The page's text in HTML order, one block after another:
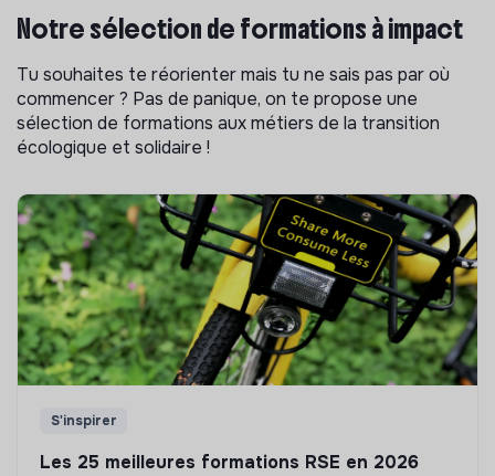
Notre sélection de formations à impact
Tu souhaites te réorienter mais tu ne sais pas par où
commencer ? Pas de panique, on te propose une
sélection de formations aux métiers de la transition
écologique et solidaire !
S'inspirer
Les 25 meilleures formations RSE en 2026